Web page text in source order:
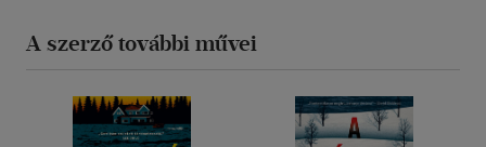
A szerző további művei